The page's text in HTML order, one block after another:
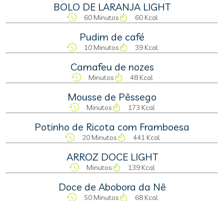
BOLO DE LARANJA LIGHT
60 Minutos 60 Kcal
Pudim de café
10 Minutos 39 Kcal
Camafeu de nozes
Minutos 48 Kcal
Mousse de Pêssego
Minutos 173 Kcal
Potinho de Ricota com Framboesa
20 Minutos 441 Kcal
ARROZ DOCE LIGHT
Minutos 139 Kcal
Doce de Abobora da Nê
50 Minutos 68 Kcal